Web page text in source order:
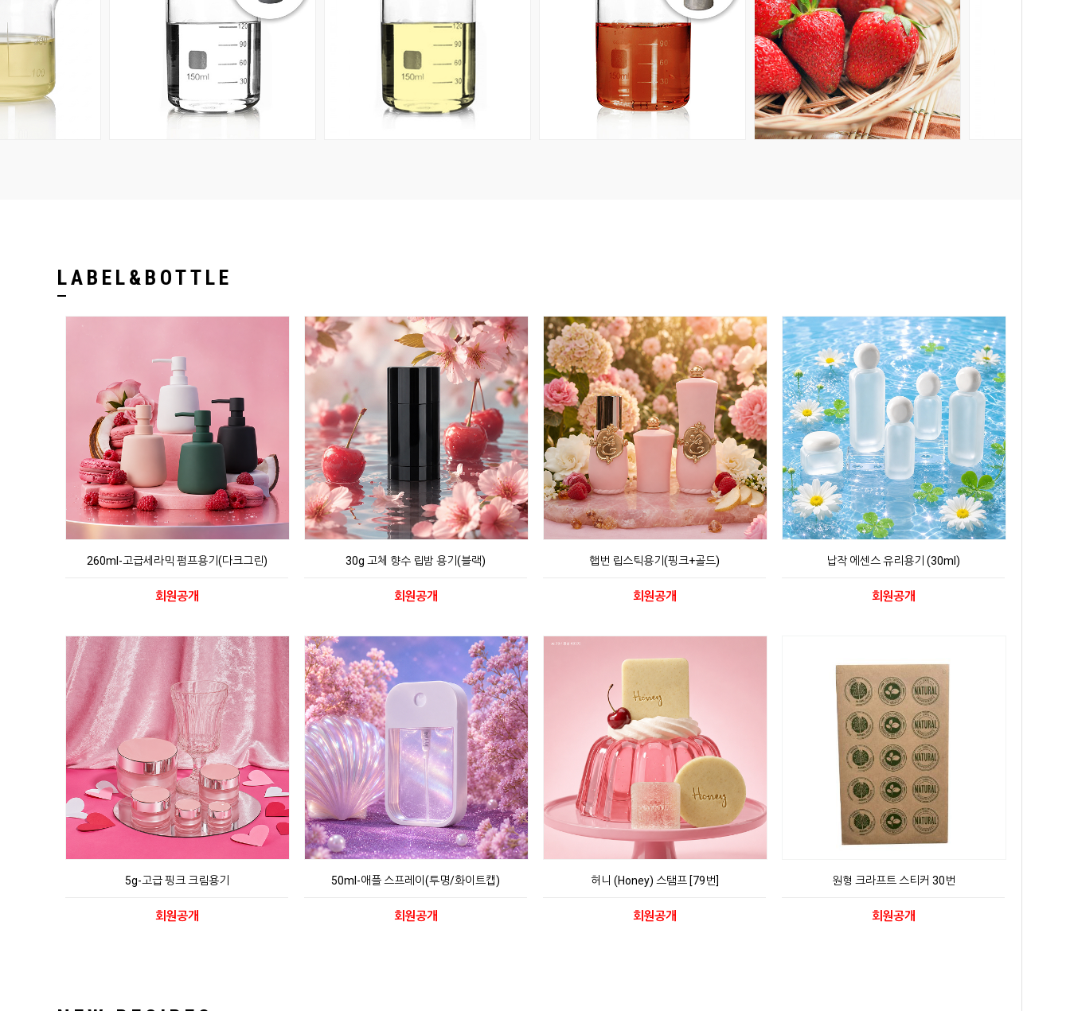
개 회원공개
회원공개
LABEL&BOTTLE
260ml-고급세라믹 펌프용기(다크그린)
회원공개
30g 고체 향수 립밤 용기(블랙)
회원공개
햅번 립스틱용기(핑크+골드)
회원공개
납작 에센스 유리용기 (30ml)
회원공개
5g-고급 핑크 크림용기
회원공개
50ml-애플 스프레이(투명/화이트캡)
회원공개
허니 (Honey) 스탬프 [79번]
회원공개
원형 크라프트 스티커 30번
회원공개